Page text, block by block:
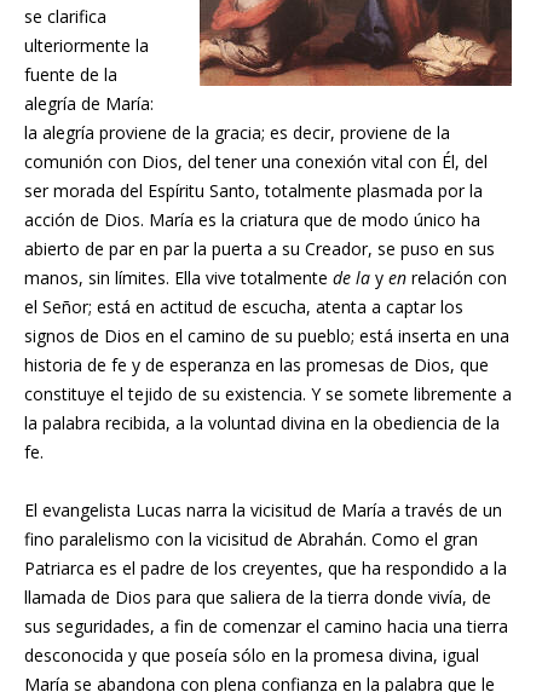
se clarifica
ulteriormente la
fuente de la
alegría de María:
la alegría proviene de la gracia; es decir, proviene de la
comunión con Dios, del tener una conexión vital con Él, del
ser morada del Espíritu Santo, totalmente plasmada por la
acción de Dios. María es la criatura que de modo único ha
abierto de par en par la puerta a su Creador, se puso en sus
manos, sin límites. Ella vive totalmente de la y en relación con
el Señor; está en actitud de escucha, atenta a captar los
signos de Dios en el camino de su pueblo; está inserta en una
historia de fe y de esperanza en las promesas de Dios, que
constituye el tejido de su existencia. Y se somete libremente a
la palabra recibida, a la voluntad divina en la obediencia de la
fe.
El evangelista Lucas narra la vicisitud de María a través de un
fino paralelismo con la vicisitud de Abrahán. Como el gran
Patriarca es el padre de los creyentes, que ha respondido a la
llamada de Dios para que saliera de la tierra donde vivía, de
sus seguridades, a fin de comenzar el camino hacia una tierra
desconocida y que poseía sólo en la promesa divina, igual
María se abandona con plena confianza en la palabra que le